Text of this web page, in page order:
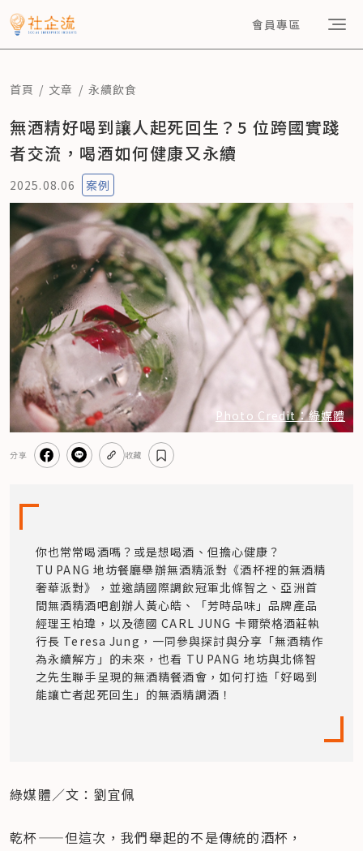
會員專區
首頁 文章 永續飲食
無酒精好喝到讓人起死回生？5 位跨國實踐
者交流，喝酒如何健康又永續
2025.08.06 案例
Photo Credit：綠媒體
分享 收藏
你也常常喝酒嗎？或是想喝酒、但擔心健康？
TU PANG 地坊餐廳舉辦無酒精派對《酒杯裡的無酒精
奢華派對》，並邀請國際調飲冠軍北條智之、亞洲首
間無酒精酒吧創辦人黃心皓、「芳時品味」品牌產品
經理王柏瑋，以及德國 CARL JUNG 卡爾榮格酒莊執
行長 Teresa Jung，一同參與探討與分享「無酒精作
為永續解方」的未來，也看 TU PANG 地坊與北條智
之先生聯手呈現的無酒精餐酒會，如何打造「好喝到
能讓亡者起死回生」的無酒精調酒！
綠媒體／文：劉宜佩
乾杯——但這次，我們舉起的不是傳統的酒杯，